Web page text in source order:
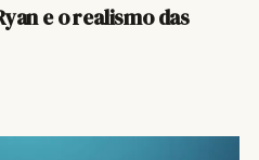
e o realismo das